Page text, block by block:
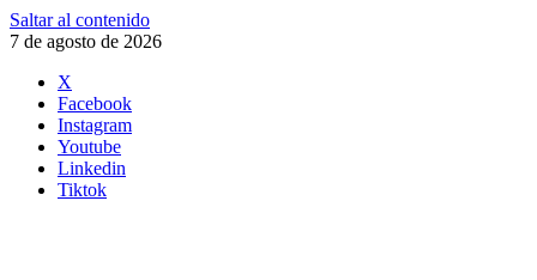
Saltar al contenido
7 de agosto de 2026
X
Facebook
Instagram
Youtube
Linkedin
Tiktok